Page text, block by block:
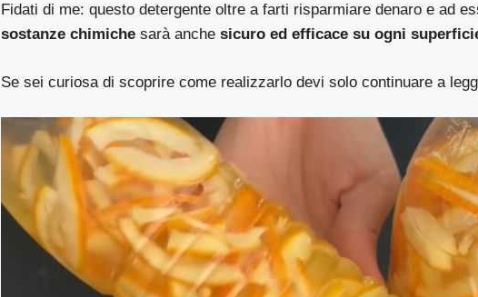
Fidati di me: questo detergente oltre a farti risparmiare denaro e ad
sostanze chimiche sarà anche sicuro ed efficace su ogni
Se sei curiosa di scoprire come realizzarlo devi solo continuare a